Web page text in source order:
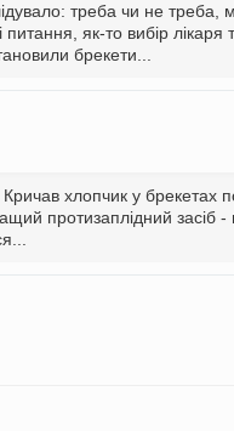
треба чи не треба,
як-то вибір лікаря
брекети...
хлопчик у брекетах
протизаплідний засіб